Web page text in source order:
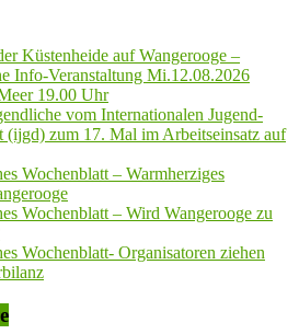
Küstenheide auf Wangerooge –
Info-Veranstaltung Mi.12.08.2026
19.00 Uhr
vom Internationalen Jugend-
(ijgd) zum 17. Mal im Arbeitseinsatz auf
Wochenblatt – Warmherziges
Wochenblatt – Wird Wangerooge zu
Wochenblatt- Organisatoren ziehen